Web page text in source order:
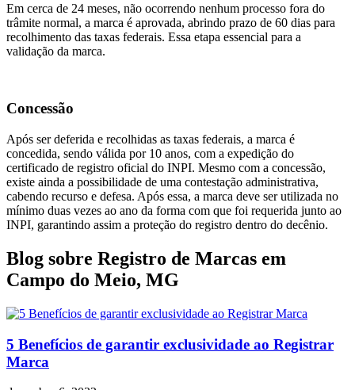
Em cerca de 24 meses, não ocorrendo nenhum processo fora do
trâmite normal, a marca é aprovada, abrindo prazo de 60 dias para
recolhimento das taxas federais. Essa etapa essencial para a
validação da marca.
Concessão
Após ser deferida e recolhidas as taxas federais, a marca é
concedida, sendo válida por 10 anos, com a expedição do
certificado de registro oficial do INPI. Mesmo com a concessão,
existe ainda a possibilidade de uma contestação administrativa,
cabendo recurso e defesa. Após essa, a marca deve ser utilizada no
mínimo duas vezes ao ano da forma com que foi requerida junto ao
INPI, garantindo assim a proteção do registro dentro do decênio.
Blog sobre Registro de Marcas em
Campo do Meio, MG
5 Benefícios de garantir exclusividade ao Registrar
Marca